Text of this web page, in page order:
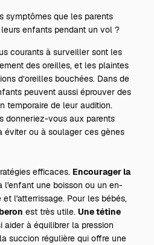
symptômes que les parents
enfants pendant un vol ?
courants à surveiller sont les
des oreilles, et les plaintes
d’oreilles bouchées. Dans de
peuvent aussi éprouver des
temporaire de leur audition.
donneriez-vous aux parents
éviter ou à soulager ces gènes
efficaces. Encourager la
l'enfant une boisson ou un en-
l'atterrissage. Pour les bébés,
est très utile.Une tétine
aider à équilibrer la pression
succion régulière qui offre une